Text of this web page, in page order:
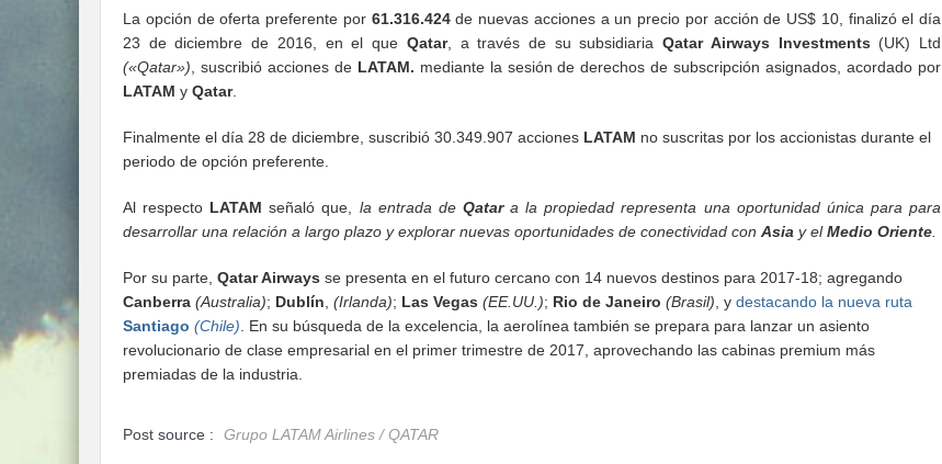
La opción de oferta preferente por 61.316.424de nuevas acciones a un precio por acción de US$ 10, finalizó el día
23 de diciembre de 2016, en el que Qatar, a través de su subsidiariaQatar Airways Investments (UK) Ltd
(«Qatar»), suscribió acciones de LATAM. mediante la sesión de derechos de subscripción asignados, acordado por
LATAM y Qatar.
Finalmente el día 28 de diciembre, suscribió 30.349.907 acciones LATAM no suscritas por los accionistas durante el
periodo de opción preferente.
Al respecto LATAM señaló que, la entrada de Qatara la propiedad representa una oportunidad única para para
desarrollar una relación a largo plazo y explorar nuevas oportunidades de conectividad con Asia y elMedio Oriente.
Por su parte, Qatar Airways se presenta en el futuro cercano con 14 nuevos destinos para 2017-18; agregando
Canberra (Australia); Dublín, (Irlanda); Las Vegas (EE.UU.); Rio de Janeiro (Brasil), y destacando la nueva ruta
Santiago (Chile). En su búsqueda de la excelencia, la aerolínea también se prepara para lanzar un asiento
revolucionario de clase empresarial en el primer trimestre de 2017, aprovechando las cabinas premium más
premiadas de la industria.
Post source : Grupo LATAM Airlines / QATAR